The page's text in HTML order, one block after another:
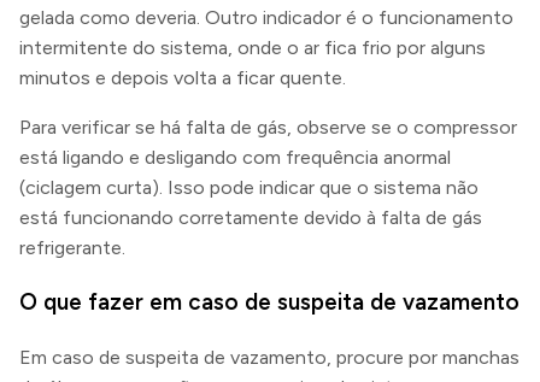
gelada como deveria. Outro indicador é o funcionamento
intermitente do sistema, onde o ar fica frio por alguns
minutos e depois volta a ficar quente.
Para verificar se há falta de gás, observe se o compressor
está ligando e desligando com frequência anormal
(ciclagem curta). Isso pode indicar que o sistema não
está funcionando corretamente devido à falta de gás
refrigerante.
O que fazer em caso de suspeita de vazamento
Em caso de suspeita de vazamento, procure por manchas